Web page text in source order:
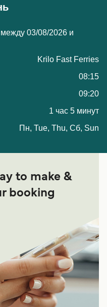
03/08/2026 и
Krilo Fast Ferries
08:15
09:20
1 час 5 минут
Пн, Tue, Thu, Сб, Sun
to make &
booking